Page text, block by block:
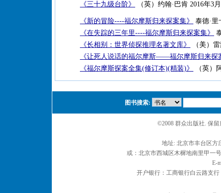
《三十九级台阶》
（英）约翰·巴肯 2016年3月
《新的冒险----福尔摩斯归来探案集》
泰德·里
《在失踪的三年里----福尔摩斯归来探案集》
《长相别：世界侦探推理名著文库》
（美）
《让死人说话的福尔摩斯——福尔摩斯归来探
《福尔摩斯探案全集(修订本)(精装)》
（英）
图书搜索:
©2008 群众出版社. 保
地址: 北京市丰台区
或：北京市西城区木樨地南里甲一
E-
开户银行：工商银行白云路支